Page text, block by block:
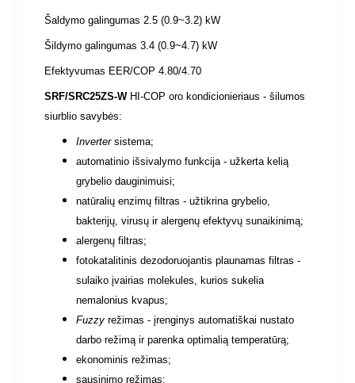
Šaldymo galingumas 2.5 (0.9~3.2) kW
Šildymo galingumas 3.4 (0.9~4.7) kW
Efektyvumas EER/COP 4.80/4.70
SRF/SRC25ZS-WHI-COP oro kondicionieriaus - šilumos
siurblio savybės:
Invertersistema;
automatinio išsivalymo funkcija - užkerta kelią
grybelio dauginimuisi;
natūralių enzimų filtras - užtikrina grybelio,
bakterijų, virusų ir alergenų efektyvų sunaikinimą;
alergenų filtras;
fotokatalitinis dezodoruojantis plaunamas filtras -
sulaiko įvairias molekules, kurios sukelia
nemalonius kvapus;
Fuzzy režimas - įrenginys automatiškai nustato
darbo režimą ir parenka optimalią temperatūrą;
ekonominis režimas;
sausinimo režimas;